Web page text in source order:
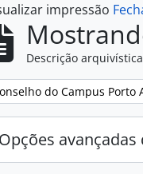
impressão
Descrição arquivística
filtro:
do Campus Porto
Opções avançadas